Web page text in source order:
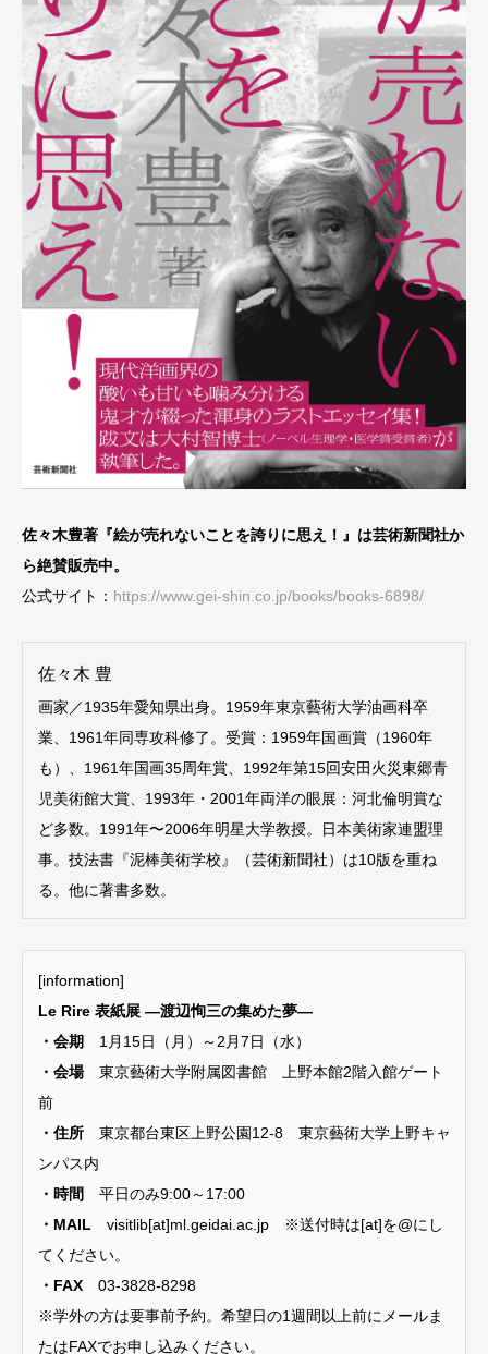
佐々木豊著『絵が売れないことを誇りに思え！』は芸術新聞社か
ら絶賛販売中。
公式サイト： https://www.gei-shin.co.jp/books/books-6898/
佐々木 豊
画家／1935年愛知県出身。1959年東京藝術大学油画科卒
業、1961年同専攻科修了。受賞：1959年国画賞（1960年
も）、1961年国画35周年賞、1992年第15回安田火災東郷青
児美術館大賞、1993年・2001年両洋の眼展：河北倫明賞な
ど多数。1991年〜2006年明星大学教授。日本美術家連盟理
事。技法書『泥棒美術学校』（芸術新聞社）は10版を重ね
る。他に著書多数。
[information]
Le Rire 表紙展 —渡辺恂三の集めた夢—
・会期
1月15日（月）～2月7日（水）
・会場東京藝術大学附属図書館 上野本館2階入館ゲート
前
・住所 東京都台東区上野公園12-8 東京藝術大学上野キャ
ンパス内
・時間
平日のみ9:00～17:00
・MAIL visitlib[at]ml.geidai.ac.jp ※送付時は[at]を@にし
てください。
・FAX 03-3828-8298
※学外の方は要事前予約。希望日の1週間以上前にメールま
たはFAXでお申し込みください。